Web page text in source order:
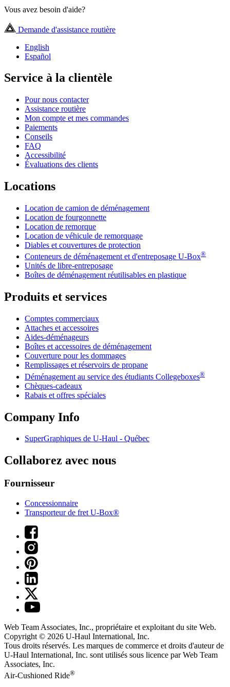
Vous avez besoin d'aide?
Demande d'assistance routière
English
Español
Service à la clientèle
Pour nous contacter
Assistance routière
Mon compte et mes commandes
Paiements
Conseils
FAQ
Accessibilité
Évaluations des clients
Locations
Location de camion de déménagement
Location de fourgonnette
Location de remorque
Location de véhicule de remorquage
Diables et couvertures de protection
Conteneurs de déménagement et d'entreposage U-Box®
Unités de libre-entreposage
Boîtes de déménagement réutilisables en plastique
Produits et services
Comptes commerciaux
Attaches et accessoires
Aides-déménageurs
Boîtes et accessoires de déménagement
Couverture pour les dommages
Remplissages et réservoirs de propane
Déménagement au service des étudiants Collegeboxes®
Chèques-cadeaux
Rabais et offres spéciales
Company Info
SuperGraphiques de U-Haul - Québec
Collaborez avec nous
Fournisseur
Concessionnaire
Transporteur de fret U-Box®
Web Team Associates, Inc., propriétaire et exploitant du site Web.
Copyright © 2026 U-Haul International, Inc.
Tous droits réservés. Les marques de commerce et droits d'auteur de
U-Haul International, Inc. sont utilisés sous licence par Web Team
Associates, Inc.
Air-Cushioned Ride®